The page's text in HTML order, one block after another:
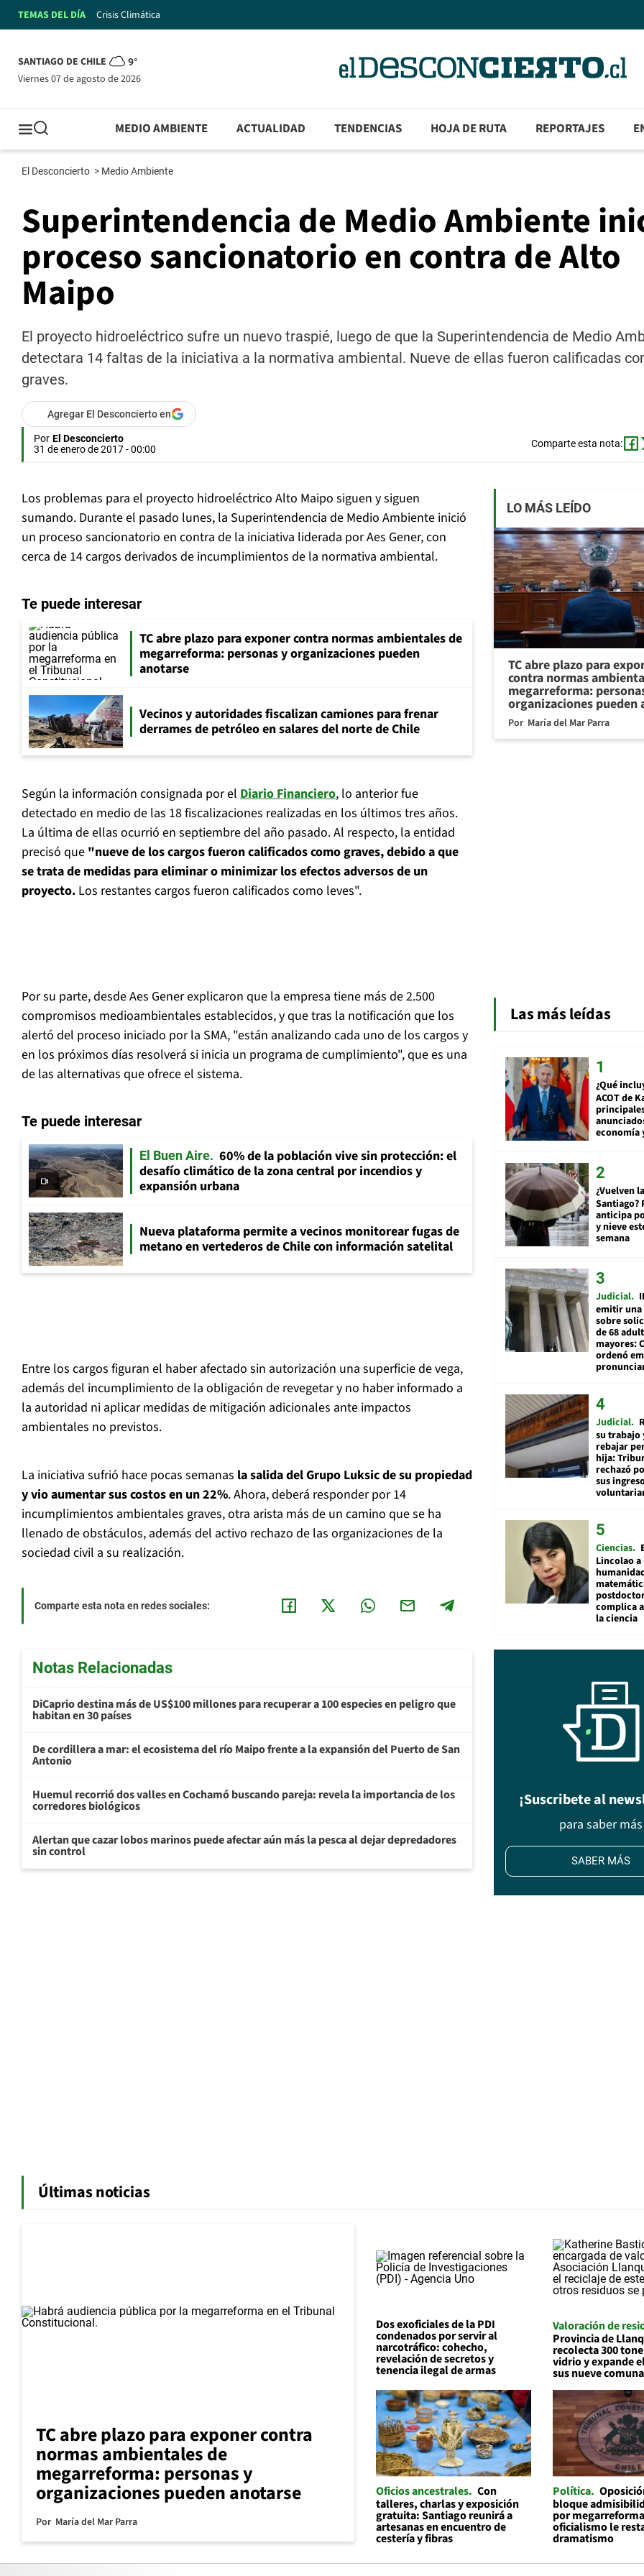
TEMAS DEL DÍA Crisis Climática
SANTIAGO DE CHILE 9°
viernes 07 de agosto de 2026
MEDIO AMBIENTE ACTUALIDAD TENDENCIAS HOJA DE RUTA REPORTAJES
El Desconcierto > Medio Ambiente
Superintendencia de Medio Ambiente
proceso sancionatorio en contra de Alto
Maipo
El proyecto hidroeléctrico sufre un nuevo traspié, luego de que la Superintendencia de Medio
detectara 14 faltas de la iniciativa a la normativa ambiental. Nueve de ellas fueron calificadas
graves.
Agregar El Desconcierto en
Por El Desconcierto
31 de enero de 2017 - 00:00
Comparte esta nota:
Los problemas para el proyecto hidroeléctrico Alto Maipo siguen y siguen
sumando. Durante el pasado lunes, la Superintendencia de Medio Ambiente inició
un proceso sancionatorio en contra de la iniciativa liderada por Aes Gener, con
cerca de 14 cargos derivados de incumplimientos de la normativa ambiental.
Te puede interesar
TC abre plazo para exponer contra normas ambientales de
megarreforma: personas y organizaciones pueden
anotarse
Vecinos y autoridades fiscalizan camiones para frenar
derrames de petróleo en salares del norte de Chile
Según la información consignada por el Diario Financiero, lo anterior fue
detectado en medio de las 18 fiscalizaciones realizadas en los últimos tres años.
La última de ellas ocurrió en septiembre del año pasado. Al respecto, la entidad
precisó que "nueve de los cargos fueron calificados como graves, debido a que
se trata de medidas para eliminar o minimizar los efectos adversos de un
proyecto. Los restantes cargos fueron calificados como leves".
Por su parte, desde Aes Gener explicaron que la empresa tiene más de 2.500
compromisos medioambientales establecidos, y que tras la notificación que los
alertó del proceso iniciado por la SMA, "están analizando cada uno de los cargos y
en los próximos días resolverá si inicia un programa de cumplimiento", que es una
de las alternativas que ofrece el sistema.
Te puede interesar
El Buen Aire
60% de la población vive sin protección: el
desafío climático de la zona central por incendios y
expansión urbana
Nueva plataforma permite a vecinos monitorear fugas de
metano en vertederos de Chile con información satelital
Entre los cargos figuran el haber afectado sin autorización una superficie de vega,
además del incumplimiento de la obligación de revegetar y no haber informado a
la autoridad ni aplicar medidas de mitigación adicionales ante impactos
ambientales no previstos.
La iniciativa sufrió hace pocas semanas la salida del Grupo Luksic de su propiedad
y vio aumentar sus costos en un 22%. Ahora, deberá responder por 14
incumplimientos ambientales graves, otra arista más de un camino que se ha
llenado de obstáculos, además del activo rechazo de las organizaciones de la
sociedad civil a su realización.
Comparte esta nota en redes sociales:
Notas Relacionadas
DiCaprio destina más de US$100 millones para recuperar a 100 especies en peligro que
habitan en 30 países
De cordillera a mar: el ecosistema del río Maipo frente a la expansión del Puerto de San
Antonio
Huemul recorrió dos valles en Cochamó buscando pareja: revela la importancia de los
corredores biológicos
Alertan que cazar lobos marinos puede afectar aún más la pesca al dejar depredadores
sin control
LO MÁS LEÍDO
TC abre plazo para
contra normas
megarreforma:
organizaciones pueden
Por María del Mar Parra
Las más leídas
¿Qué
ACOT de
economía
¿Vuelven
Santiago?
anticipa
y nieve
semana
Judicial
emitir
sobre
de 68
mayores:
ordenó
Judicial
su trabajo
rebajar
hija:
rechazó
sus
Ciencias
Lincolao a
complica
la ciencia
¡Suscribete al
para saber más
SABER MÁS
Últimas noticias
TC abre plazo para exponer contra
normas ambientales de
megarreforma: personas y
organizaciones pueden anotarse
Por María del Mar Parra
Dos exoficiales de la PDI
condenados por servir al
narcotráfico: cohecho,
revelación de secretos y
tenencia ilegal de armas
Valoración de
Provincia de
recolecta 300
vidrio y expande
sus nueve
Oficios ancestrales Con
talleres, charlas y exposición
gratuita: Santiago reunirá a
artesanas en encuentro de
cestería y fibras
Política
bloque
por
oficialismo le
dramatismo